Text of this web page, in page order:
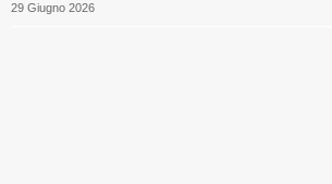
29 Giugno 2026